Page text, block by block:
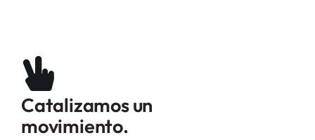
Catalizamos un
movimiento.